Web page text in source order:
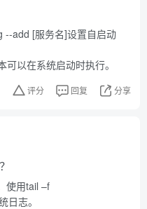
--add [服务名]设置自启动
以在系统启动时执行。
评分 回复 分享
使用tail –f
日志。